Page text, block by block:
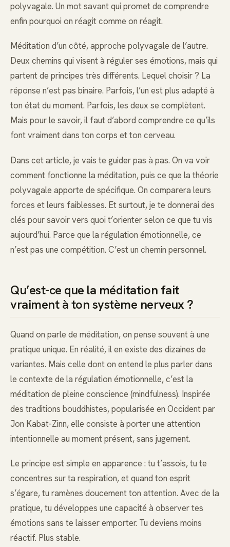
polyvagale. Un mot savant qui promet de comprendre
enfin pourquoi on réagit comme on réagit.
Méditation d’un côté, approche polyvagale de l’autre.
Deux chemins qui visent à réguler ses émotions, mais qui
partent de principes très différents. Lequel choisir ? La
réponse n’est pas binaire. Parfois, l’un est plus adapté à
ton état du moment. Parfois, les deux se complètent.
Mais pour le savoir, il faut d’abord comprendre ce qu’ils
font vraiment dans ton corps et ton cerveau.
Dans cet article, je vais te guider pas à pas. On va voir
comment fonctionne la méditation, puis ce que la théorie
polyvagale apporte de spécifique. On comparera leurs
forces et leurs faiblesses. Et surtout, je te donnerai des
clés pour savoir vers quoi t’orienter selon ce que tu vis
aujourd’hui. Parce que la régulation émotionnelle, ce
n’est pas une compétition. C’est un chemin personnel.
Qu’est-ce que la méditation fait
vraiment à ton système nerveux ?
Quand on parle de méditation, on pense souvent à une
pratique unique. En réalité, il en existe des dizaines de
variantes. Mais celle dont on entend le plus parler dans
le contexte de la régulation émotionnelle, c’est la
méditation de pleine conscience (mindfulness). Inspirée
des traditions bouddhistes, popularisée en Occident par
Jon Kabat-Zinn, elle consiste à porter une attention
intentionnelle au moment présent, sans jugement.
Le principe est simple en apparence : tu t’assois, tu te
concentres sur ta respiration, et quand ton esprit
s’égare, tu ramènes doucement ton attention. Avec de la
pratique, tu développes une capacité à observer tes
émotions sans te laisser emporter. Tu deviens moins
réactif. Plus stable.